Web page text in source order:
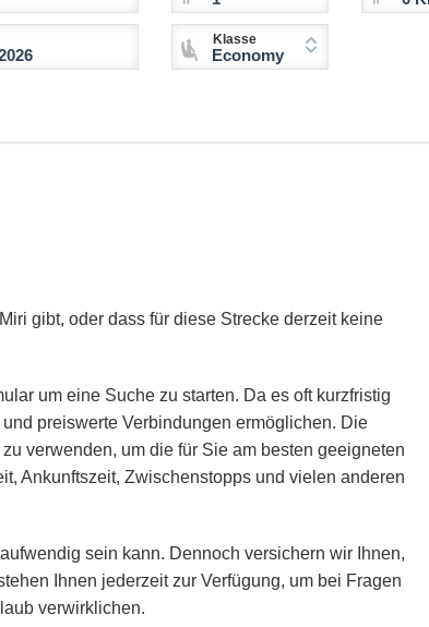
Klasse
Economy
gibt, oder dass für diese Strecke derzeit keine
um eine Suche zu starten. Da es oft kurzfristig
preiswerte Verbindungen ermöglichen. Die
verwenden, um die für Sie am besten geeigneten
Ankunftszeit, Zwischenstopps und vielen anderen
sein kann. Dennoch versichern wir Ihnen,
Ihnen jederzeit zur Verfügung, um bei Fragen
verwirklichen.